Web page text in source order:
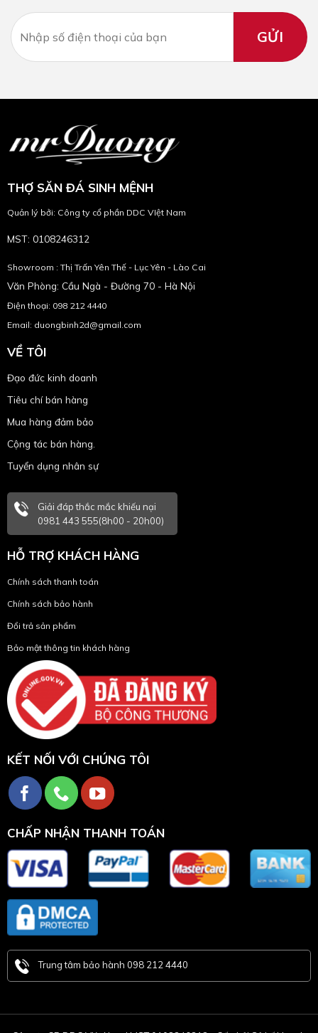
THỢ SĂN ĐÁ SINH MỆNH
Quản lý bởi: Công ty cổ phần DDC VIệt Nam
MST: 0108246312
Showroom : Thị Trấn Yên Thế - Lục Yên - Lào Cai
Văn Phòng: Cầu Ngà - Đường 70 - Hà Nội
Điện thoại: 098 212 4440
Email: duongbinh2d@gmail.com
VỀ TÔI
Đạo đức kinh doanh
Tiêu chí bán hàng
Mua hàng đảm bảo
Cộng tác bán hàng.
Tuyển dụng nhân sự
Giải đáp thắc mắc khiếu nại
0981 443 555(8h00 - 20h00)
HỖ TRỢ KHÁCH HÀNG
Chính sách thanh toán
Chính sách bảo hành
Đổi trả sản phẩm
Bảo mật thông tin khách hàng
KẾT NỐI VỚI CHÚNG TÔI
CHẤP NHẬN THANH TOÁN
Trung tâm bảo hành 098 212 4440